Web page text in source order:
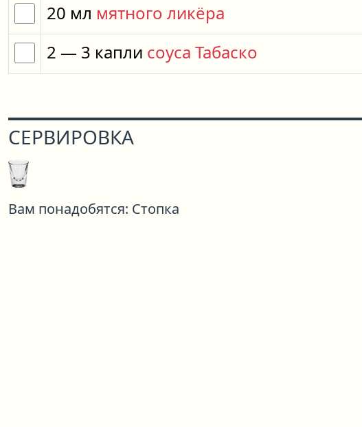
20 мл мятного ликёра
2 — 3 капли соуса Табаско
СЕРВИРОВКА
Вам понадобятся: Стопка